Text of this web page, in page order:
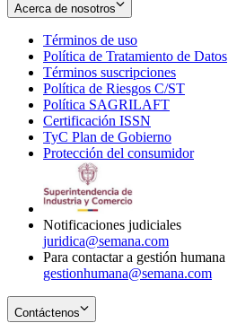
Acerca de nosotros
Términos de uso
in
new
window
Política de Tratamiento de Datos
Términos suscripciones
in
Política de Riesgos C/ST
Política SAGRILAFT
new
window
Certificación ISSN
in
new
TyC Plan de Gobierno
in
Protección del consumidorOpens
Notificaciones judiciales
juridica@semana.com
Para contactar a gestión humana
gestionhumana@semana.com
Contáctenos